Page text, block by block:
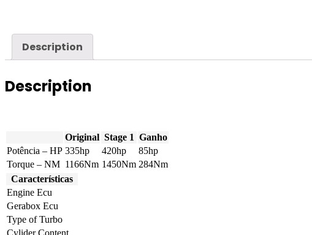
335hp
quantityDescription
Description
Original Stage 1 Ganho
Potência – HP 335hp 420hp
85hp
Torque – NM 1166Nm 1450Nm 284Nm
Características
Engine Ecu
Gerabox Ecu
Type of Turbo